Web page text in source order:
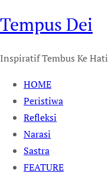
Tempus Dei
Inspiratif Tembus Ke Hati
HOME
Peristiwa
Refleksi
Narasi
Sastra
FEATURE